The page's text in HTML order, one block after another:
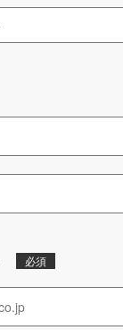
必須